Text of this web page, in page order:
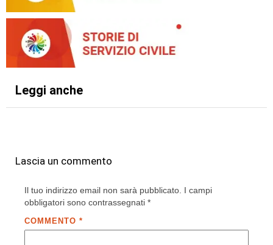
Leggi anche
Lascia un commento
Il tuo indirizzo email non sarà pubblicato. I campi
obbligatori sono contrassegnati *
COMMENTO *